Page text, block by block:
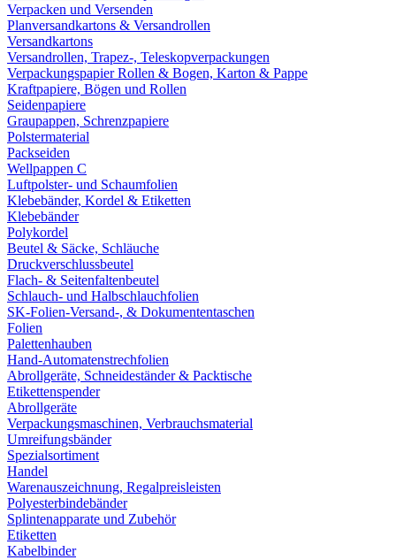
Verpacken und Versenden
Planversandkartons & Versandrollen
Versandkartons
Versandrollen, Trapez-, Teleskopverpackungen
Verpackungspapier Rollen & Bogen, Karton & Pappe
Kraftpapiere, Bögen und Rollen
Seidenpapiere
Graupappen, Schrenzpapiere
Polstermaterial
Packseiden
Wellpappen C
Luftpolster- und Schaumfolien
Klebebänder, Kordel & Etiketten
Klebebänder
Polykordel
Beutel & Säcke, Schläuche
Druckverschlussbeutel
Flach- & Seitenfaltenbeutel
Schlauch- und Halbschlauchfolien
SK-Folien-Versand-, & Dokumententaschen
Folien
Palettenhauben
Hand-Automatenstrechfolien
Abrollgeräte, Schneideständer & Packtische
Etikettenspender
Abrollgeräte
Verpackungsmaschinen, Verbrauchsmaterial
Umreifungsbänder
Spezialsortiment
Handel
Warenauszeichnung, Regalpreisleisten
Polyesterbindebänder
Splintenapparate und Zubehör
Etiketten
Kabelbinder